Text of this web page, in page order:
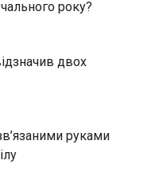
року?
двох
руками